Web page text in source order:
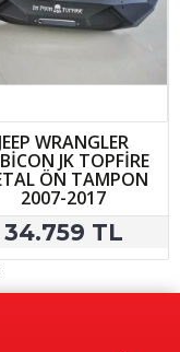
JEEP WRANGLER
JK TOPFİRE
ÖN TAMPON
2007-2017
34.759 TL